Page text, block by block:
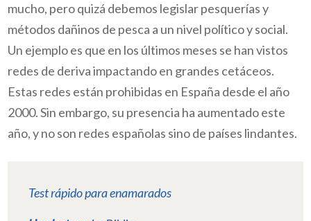
mucho, pero quizá debemos legislar pesquerías y
métodos dañinos de pesca a un nivel político y social.
Un ejemplo es que en los últimos meses se han vistos
redes de deriva impactando en grandes cetáceos.
Estas redes están prohibidas en España desde el año
2000. Sin embargo, su presencia ha aumentado este
año, y no son redes españolas sino de países lindantes.
Test rápido para enamarados